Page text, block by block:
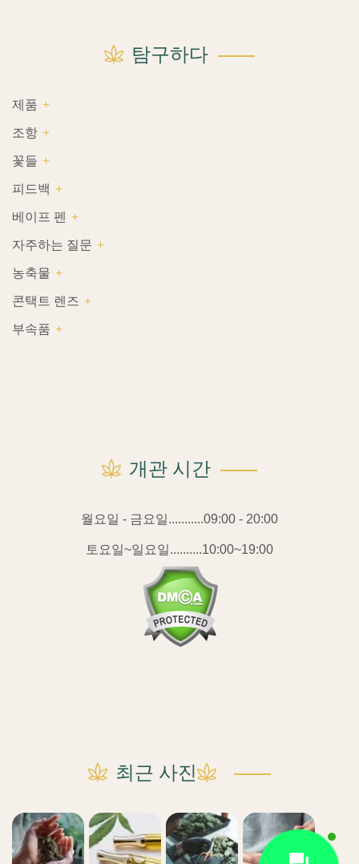
탐구하다
제품
조항
꽃들
피드백
베이프 펜
자주하는 질문
농축물
콘택트 렌즈
부속품
개관 시간
월요일 - 금요일...........09:00 - 20:00
토요일~일요일..........10:00~19:00
최근 사진